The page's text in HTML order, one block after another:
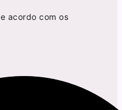
acordo com os